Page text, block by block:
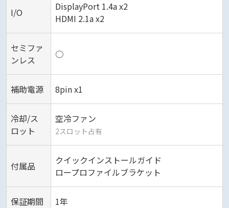
I/O
DisplayPort 1.4a x2
HDMI 2.1a x2
セミファ
ンレス
○
補助電源 8pin x1
冷却/ス
ロット
空冷ファン
2スロット占有
付属品
クイックインストールガイド
ロープロファイルブラケット
保証期間 1年